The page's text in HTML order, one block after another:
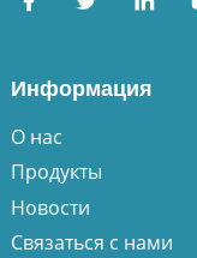
Информация
О нас
Продукты
Новости
Связаться с нами